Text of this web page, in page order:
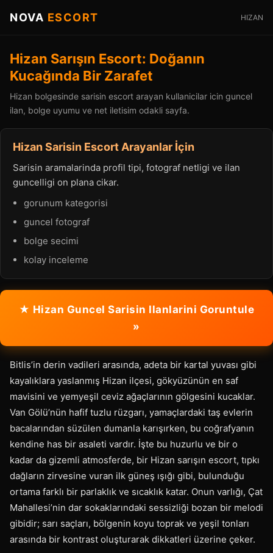
NOVA ESCORT HIZAN
Hizan Sarışın Escort: Doğanın
Kucağında Bir Zarafet
Hizan bolgesinde sarisin escort arayan kullanicilar icin guncel
ilan, bolge uyumu ve net iletisim odakli sayfa.
Hizan Sarisin Escort Arayanlar İçin
Sarisin aramalarinda profil tipi, fotograf netligi ve ilan
guncelligi on plana cikar.
gorunum kategorisi
guncel fotograf
bolge secimi
kolay inceleme
★ Hizan Guncel Sarisin Ilanlarini Goruntule
»
Bitlis’in derin vadileri arasında, adeta bir kartal yuvası gibi
kayalıklara yaslanmış Hizan ilçesi, gökyüzünün en saf
mavisini ve yemyeşil ceviz ağaçlarının gölgesini kucaklar.
Van Gölü’nün hafif tuzlu rüzgarı, yamaçlardaki taş evlerin
bacalarından süzülen dumanla karışırken, bu coğrafyanın
kendine has bir asaleti vardır. İşte bu huzurlu ve bir o
kadar da gizemli atmosferde, bir Hizan sarışın escort, tıpkı
dağların zirvesine vuran ilk güneş ışığı gibi, bulunduğu
ortama farklı bir parlaklık ve sıcaklık katar. Onun varlığı, Çat
Mahallesi’nin dar sokaklarındaki sessizliği bozan bir melodi
gibidir; sarı saçları, bölgenin koyu toprak ve yeşil tonları
arasında bir kontrast oluşturarak dikkatleri üzerine çeker.